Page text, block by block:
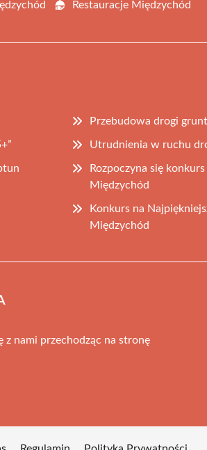
Restauracje Międzychód
Przebudowa drogi
Utrudnienia w ruchu
Rozpoczyna się
Międzychód
Konkurs na
Międzychód
z nami przechodząc na stronę